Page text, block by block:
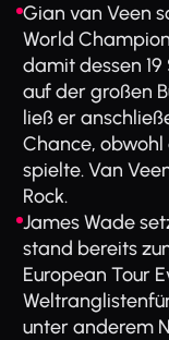
Gian van Veen
World
damit dessen
auf der großen
ließ er
Chance, obwohl
spielte. Van
Rock.
James Wade
stand bereits
European Tour
unter anderem